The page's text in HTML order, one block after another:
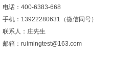
电话：400-6383-668
手机：13922280631（微信同号）
联系人：庄先生
邮箱：ruimingtest@163.com